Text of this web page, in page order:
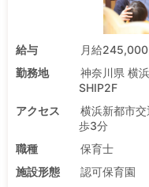
給与
月給
勤務地
神奈川県 横
SHIP2F
アクセス
横浜新都市
歩3分
職種
保育士
施設形態
認可保育園